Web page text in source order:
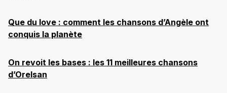
Que du love : comment les chansons d’Angèle ont
conquis la planète
On revoit les bases : les 11 meilleures chansons
d’Orelsan